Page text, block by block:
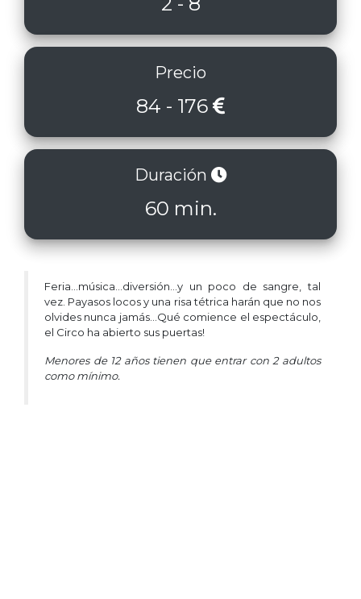
Precio
84 - 176
Duración
60 min.
Feria...música...diversión...y un poco de sangre, tal
vez. Payasos locos y una risa tétrica harán que no nos
olvides nunca jamás...Qué comience el espectáculo,
el Circo ha abierto sus puertas!
Menores de 12 años tienen que entrar con 2 adultos
como mínimo.